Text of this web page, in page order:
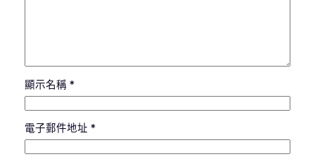
顯示名稱 *
電子郵件地址 *